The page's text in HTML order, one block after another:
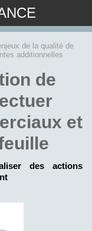
de la qualité de
additionnelles
de
et
des actions